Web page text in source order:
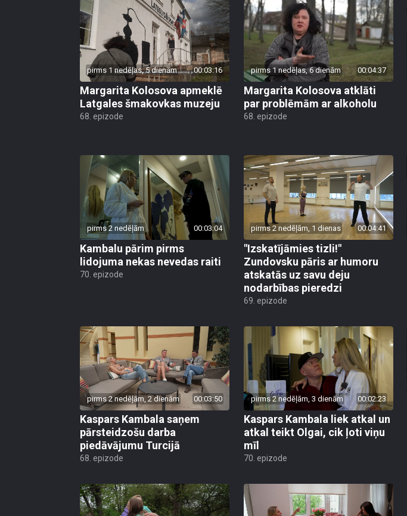
pirms 1 nedēļas, 5 dienām 00:03:16
Margarita Kolosova apmeklē
Latgales šmakovkas muzeju
68. epizode
pirms 1 nedēļas, 6 dienām 00:04:37
Margarita Kolosova atklāti
par problēmām ar alkoholu
68. epizode
pirms 2 nedēļām 00:03:04
Kambalu pārim pirms
lidojuma nekas nevedas raiti
70. epizode
pirms 2 nedēļām, 1 dienas 00:04:41
"Izskatījāmies tizli!"
Zundovsku pāris ar humoru
atskatās uz savu deju
nodarbības pieredzi
69. epizode
pirms 2 nedēļām, 2 dienām 00:03:50
Kaspars Kambala saņem
pārsteidzošu darba
piedāvājumu Turcijā
68. epizode
pirms 2 nedēļām, 3 dienām 00:02:23
Kaspars Kambala liek atkal un
atkal teikt Olgai, cik ļoti viņu
mīl
70. epizode